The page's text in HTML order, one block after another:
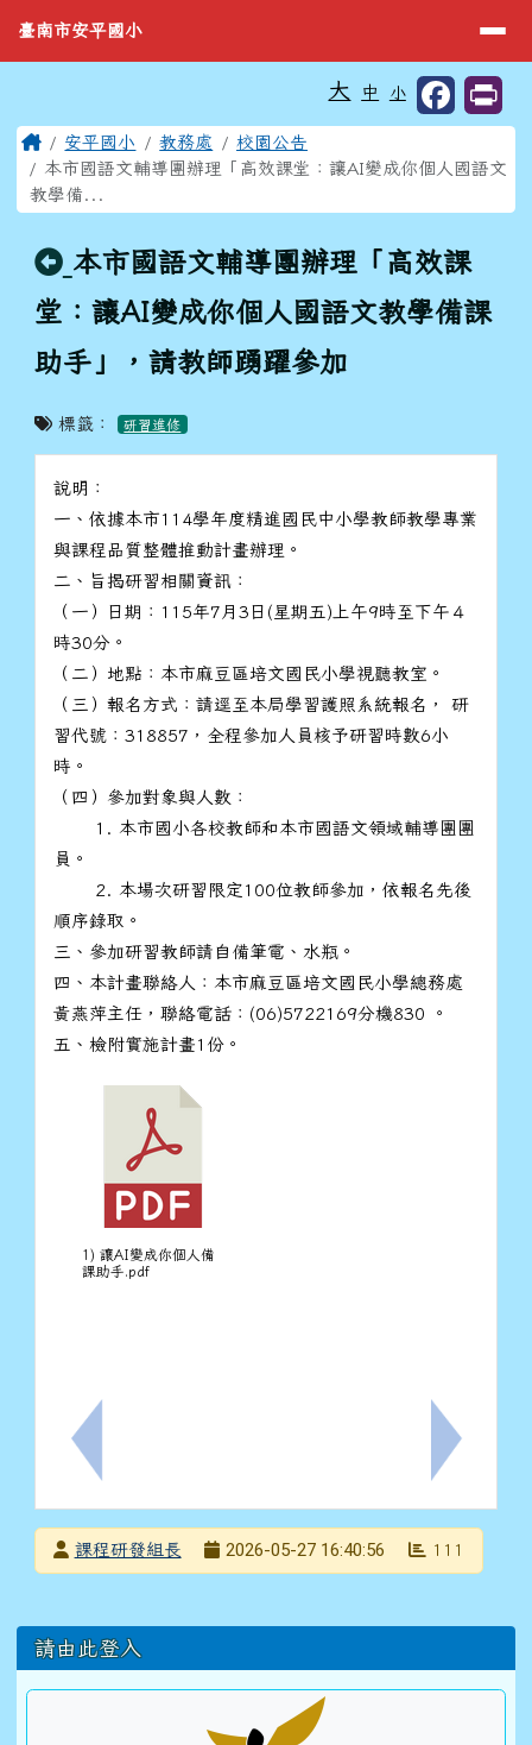
臺南市安平國小
導覽列
臺南市安平國小
⏸
大 中 小
主內容區域
Home安平國小 教務處
校園公告
本市國語文輔導團辦理「高效課堂：讓AI變成你個人國語文
教學備...
回上頁
本市國語文輔導團辦理「高效課
堂：讓AI變成你個人國語文教學備課
助手」，請教師踴躍參加
標籤： 研習進修
上一筆：115年學力檢測英語科聽力測驗檔案
說明：
一、依據本市114學年度精進國民中小學教師教學專業
與課程品質整體推動計畫辦理。
二、旨揭研習相關資訊：
（一）日期：115年7月3日(星期五)上午9時至下午４
時30分。
（二）地點：本市麻豆區培文國民小學視聽教室。
（三）報名方式：請逕至本局學習護照系統報名， 研
習代號：318857，全程參加人員核予研習時數6小
時。
（四）參加對象與人數：
1. 本市國小各校教師和本市國語文領域輔導團團
員。
2. 本場次研習限定100位教師參加，依報名先後
順序錄取。
三、參加研習教師請自備筆電、水瓶。
四、本計畫聯絡人：本市麻豆區培文國民小學總務處
黃燕萍主任，聯絡電話：(06)5722169分機830 。
五、檢附實施計畫1份。
1) 讓AI變成你個人備
課助手.pdf
下一筆：
發布者課程研發組長
2026-05-27 16:40:56 111
左邊區域內容
請由此登入
頁尾區域